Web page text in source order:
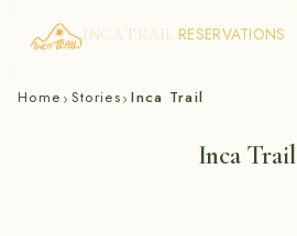
Skip
INCA TRAIL RESERVATIONS
Home › Stories› Inca Trail
Inca Trail